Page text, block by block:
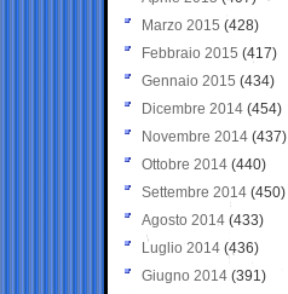
Marzo 2015 (428)
Febbraio 2015 (417)
Gennaio 2015 (434)
Dicembre 2014 (454)
Novembre 2014 (437)
Ottobre 2014 (440)
Settembre 2014 (450)
Agosto 2014 (433)
Luglio 2014 (436)
Giugno 2014 (391)